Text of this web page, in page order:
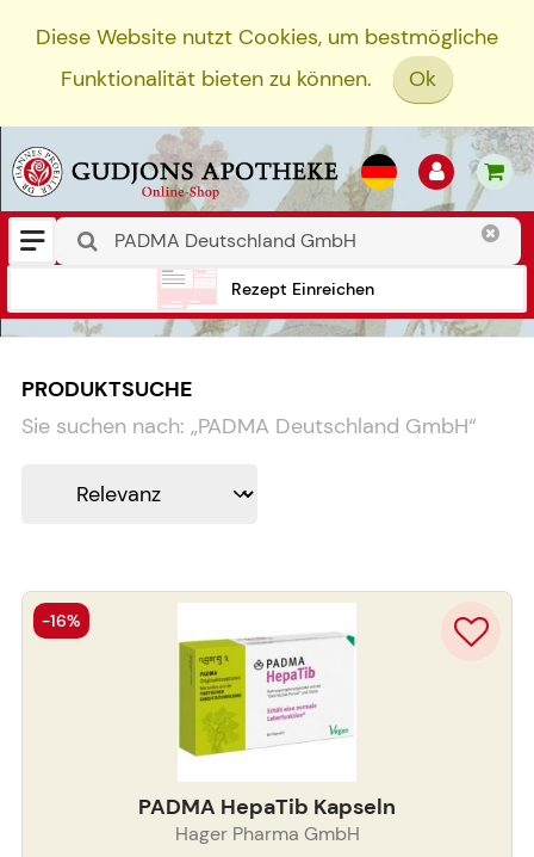
Diese Website nutzt Cookies, um bestmögliche
Funktionalität bieten zu können.
Ok
Rezept Einreichen
PRODUKTSUCHE
Sie suchen nach: „PADMA Deutschland GmbH“
PADMA HepaTib Kapseln
Hager Pharma GmbH
-16%